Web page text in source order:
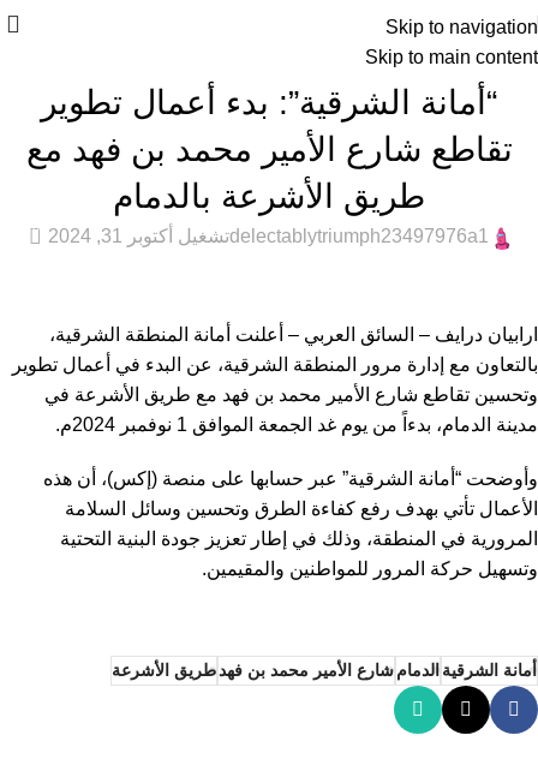
Skip to navigation
Skip to main content
“أمانة الشرقية”: بدء أعمال تطوير
تقاطع شارع الأمير محمد بن فهد مع
طريق الأشرعة بالدمام
delectablytriumph23497976a1تشغيل أكتوبر 31, 2024 0
ارابيان درايف – السائق العربي – أعلنت أمانة المنطقة الشرقية،
بالتعاون مع إدارة مرور المنطقة الشرقية، عن البدء في أعمال تطوير
وتحسين تقاطع شارع الأمير محمد بن فهد مع طريق الأشرعة في
مدينة الدمام، بدءاً من يوم غد الجمعة الموافق 1 نوفمبر 2024م.
وأوضحت “أمانة الشرقية” عبر حسابها على منصة (إكس)، أن هذه
الأعمال تأتي بهدف رفع كفاءة الطرق وتحسين وسائل السلامة
المرورية في المنطقة، وذلك في إطار تعزيز جودة البنية التحتية
وتسهيل حركة المرور للمواطنين والمقيمين.
أمانة الشرقيةالدمامشارع الأمير محمد بن فهدطريق الأشرعة